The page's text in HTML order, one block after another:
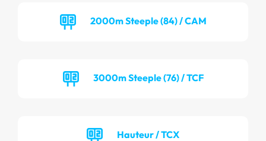
2000m Steeple (84) / CAM
3000m Steeple (76) / TCF
Hauteur / TCX